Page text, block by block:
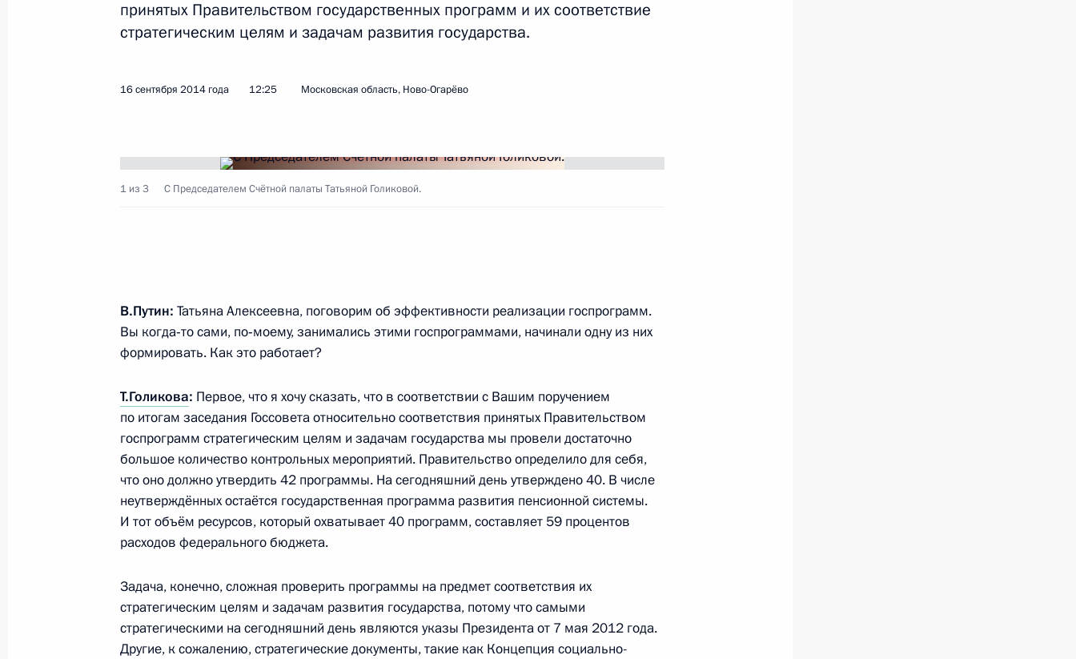
В Астрахани состоится IV Каспийский саммит
22 сентября 2014 года, 12:05
с Днём независимости
21 сентября 2014 года, 13:00
20 сентября 2014 года, суббота
Соболезнования родным и близким лётчика-космонавта
Анатолия Березового
20 сентября 2014 года, 17:30
Поздравление Президенту Южной Осетии Леониду Тибилову
с Днём независимости
19 сентября 2014 года, пятница
принятых Правительством государственных программ и их соответствие
стратегическим целям и задачам развития государства.
16 сентября 2014 года 12:25 Московская область, Ново-Огарёво
1 из 3 С Председателем Счётной палаты Татьяной Голиковой.
В.Путин: Татьяна Алексеевна, поговорим об эффективности реализации госпрограмм.
Вы когда‑то сами, по‑моему, занимались этими госпрограммами, начинали одну из них
формировать. Как это работает?
Т.Голикова: Первое, что я хочу сказать, что в соответствии с Вашим поручением
по итогам заседания Госсовета относительно соответствия принятых Правительством
госпрограмм стратегическим целям и задачам государства мы провели достаточно
большое количество контрольных мероприятий. Правительство определило для себя,
что оно должно утвердить 42 программы. На сегодняшний день утверждено 40. В числе
неутверждённых остаётся государственная программа развития пенсионной системы.
И тот объём ресурсов, который охватывает 40 программ, составляет 59 процентов
расходов федерального бюджета.
Задача, конечно, сложная проверить программы на предмет соответствия их
стратегическим целям и задачам развития государства, потому что самыми
стратегическими на сегодняшний день являются указы Президента от 7 мая 2012 года.
Другие, к сожалению, стратегические документы, такие как Концепция социально-